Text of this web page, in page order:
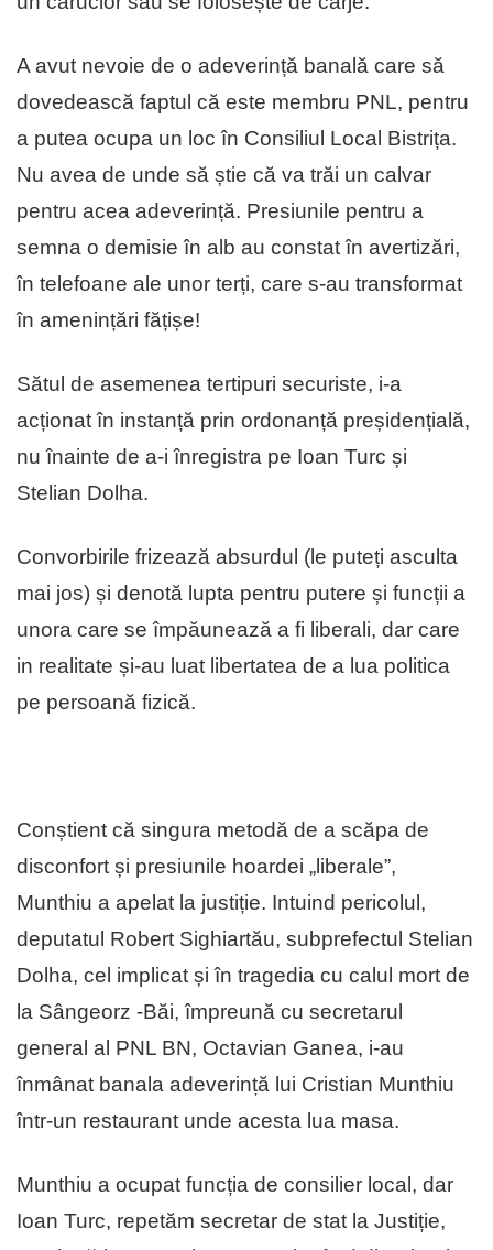
A avut nevoie de o adeverință banală care să
dovedească faptul că este membru PNL, pentru
a putea ocupa un loc în Consiliul Local Bistrița.
Nu avea de unde să știe că va trăi un calvar
pentru acea adeverință. Presiunile pentru a
semna o demisie în alb au constat în avertizări,
în telefoane ale unor terți, care s-au transformat
în amenințări fățișe!
Sătul de asemenea tertipuri securiste, i-a
acționat în instanță prin ordonanță preșidențială,
nu înainte de a-i înregistra pe Ioan Turc și
Stelian Dolha.
Convorbirile frizează absurdul (le puteți asculta
mai jos) și denotă lupta pentru putere și funcții a
unora care se împăunează a fi liberali, dar care
in realitate și-au luat libertatea de a lua politica
pe persoană fizică.
Conștient că singura metodă de a scăpa de
disconfort și presiunile hoardei „liberale”,
Munthiu a apelat la justiție. Intuind pericolul,
deputatul Robert Sighiartău, subprefectul Stelian
Dolha, cel implicat și în tragedia cu calul mort de
la Sângeorz -Băi, împreună cu secretarul
general al PNL BN, Octavian Ganea, i-au
înmânat banala adeverință lui Cristian Munthiu
într-un restaurant unde acesta lua masa.
Munthiu a ocupat funcția de consilier local, dar
Ioan Turc, repetăm secretar de stat la Justiție,